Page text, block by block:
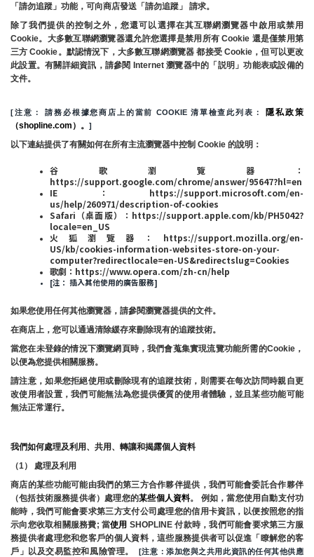
「請勿追蹤」功能，可向商店發送「請勿追蹤」 請求。
除了我們提供的控制之外，您還可以選擇在其互聯網瀏覽器中啟用或禁用
Cookie。大多數互聯網瀏覽器還允許您選擇是禁用所有 Cookie 還是僅禁用第
三方 Cookie。默認情況下，大多數互聯網瀏覽器 都接受 Cookie，但可以更改
此設置。有關詳細資訊，請參閱 Internet 瀏覽器中的「説明」功能表或設備的
文件。
[注意： 請務必根據您商店上的當前 COOKIE 清單檢查此列表： 隱私政策
（shopline.com）。 ]
以下連結提供了有關如何在所有主流瀏覽器中控制 Cookie 的說明：
谷歌瀏覽器：
https://support.google.com/chrome/answer/95647?hl=en
IE：https://support.microsoft.com/en-
us/help/260971/description-of-cookies
Safari（桌面版）：https://support.apple.com/kb/PH5042?
locale=en_US
火狐瀏覽器：https://support.mozilla.org/en-
US/kb/cookies-information-websites-store-on-your-
computer?redirectlocale=en-US&redirectslug=Cookies
歌劇：https://www.opera.com/zh-cn/help
[注： 插入其他使用的廣告服務]
如果您使用任何其他瀏覽器，請參閱瀏覽器提供的文件。
在商店上，您可以通過清除緩存來刪除現有的追蹤技術。
當您在未登錄的情況下瀏覽網頁時，我們會蒐集實現流覽功能所需的Cookie，
以便為您提供相關服務。
請注意，如果您拒絕使用或刪除現有的追蹤技術，則需要在每次訪問時親自更
改使用者設置，我們可能無法為您提供優質的使用者體驗，並且某些功能可能
無法正常運行。
我們如何處理及利用、共用、轉讓和揭露個人資料
（1） 處理及利用
商店的某些功能可能由我們的第三方合作夥伴提供，我們可能會委託合作夥伴
（包括技術服務提供者）處理您的某些個人資料。 例如，當您使用自動支付功
能時，我們可能會要求第三方支付公司處理您的信用卡資訊，以便按照您的指
示向您收取相關服務費; 當使用 SHOPLINE 付款時，我們可能會要求第三方服
務提供者處理您和您客戶的個人資料，這些服務提供者可以促進「瞭解您的客
戶」以及交易監控和風險管理。
[注意：添加您與之共用此資訊的任何其他供應